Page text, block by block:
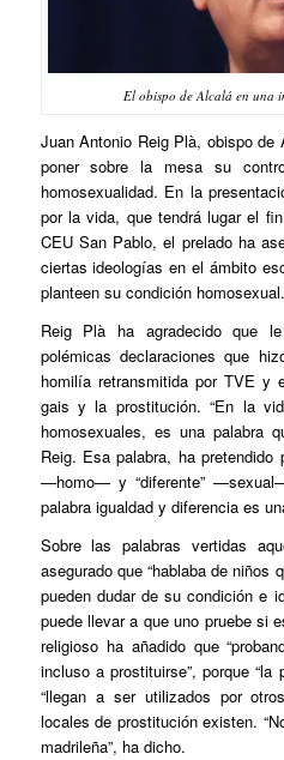
El obispo de Alcalá en una
Juan Antonio Reig Plà, obispo
poner sobre la mesa su
homosexualidad. En la
por la vida, que tendrá lugar el
CEU San Pablo, el prelado ha
ciertas ideologías en el ámbito
planteen su condición homosexual.
Reig Plà ha agradecido que
polémicas declaraciones que
homilía retransmitida por TVE y
gais y la prostitución. “En la
homosexuales, es una palabra
Reig. Esa palabra, ha pretendido
—homo— y “diferente”
palabra igualdad y diferencia es
Sobre las palabras vertidas
asegurado que “hablaba de niños
pueden dudar de su condición e
puede llevar a que uno pruebe si
religioso ha añadido que
incluso a prostituirse”, porque
“llegan a ser utilizados por
locales de prostitución existen.
madrileña”, ha dicho.